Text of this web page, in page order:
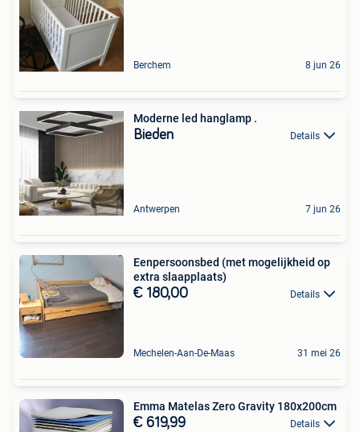
Berchem 8 jun 26
Moderne led hanglamp .
Bieden Details
Antwerpen 7 jun 26
Eenpersoonsbed (met mogelijkheid op
extra slaapplaats)
€ 180,00 Details
Mechelen-Aan-De-Maas 31 mei 26
Emma Matelas Zero Gravity 180x200cm
€ 619,99 Details